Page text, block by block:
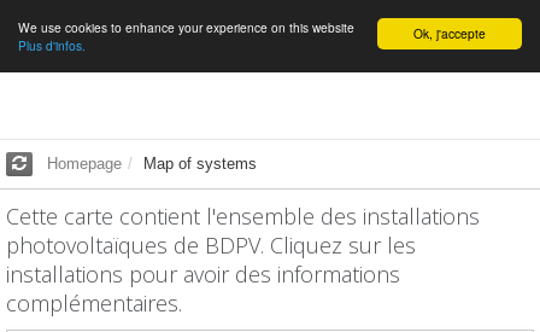
English Ok, j'accepte
We use cookies to enhance your experience on this website
Plus d'infos.
Homepage Map of systems
Cette carte contient l'ensemble des installations
photovoltaïques de BDPV. Cliquez sur les
installations pour avoir des informations
complémentaires.